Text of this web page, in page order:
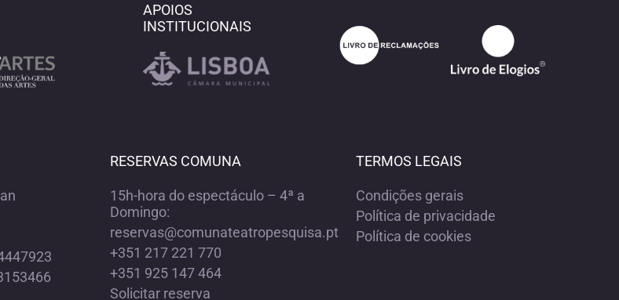
APOIOS
INSTITUCIONAIS
RESERVAS COMUNA
15h-hora do espectáculo – 4ª a
Domingo:
reservas@comunateatropesquisa.pt
+351 217 221 770
+351 925 147 464
Solicitar reserva
TERMOS LEGAIS
Condições gerais
Política de privacidade
Política de cookies